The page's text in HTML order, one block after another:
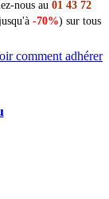
nous au 01 43 72
-70%) sur tous
comment adhérer